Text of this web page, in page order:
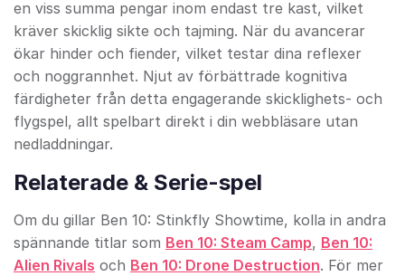
en viss summa pengar inom endast tre kast, vilket
kräver skicklig sikte och tajming. När du avancerar
ökar hinder och fiender, vilket testar dina reflexer
och noggrannhet. Njut av förbättrade kognitiva
färdigheter från detta engagerande skicklighets- och
flygspel, allt spelbart direkt i din webbläsare utan
nedladdningar.
Relaterade & Serie-spel
Om du gillar Ben 10: Stinkfly Showtime, kolla in andra
spännande titlar som Ben 10: Steam Camp, Ben 10:
Alien Rivals och Ben 10: Drone Destruction. För mer